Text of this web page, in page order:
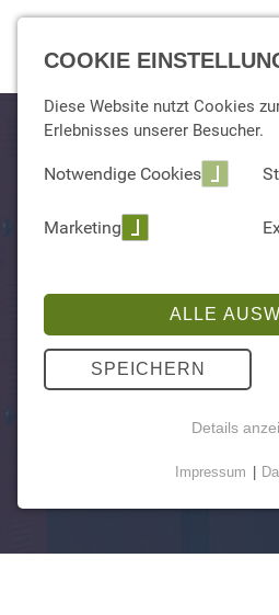
COOKIE
Diese Website nutzt Cookies
Erlebnisses unserer Besucher.
Notwendige Cookies
Marketing
ALLE
SPEICHERN
Details
Impressum